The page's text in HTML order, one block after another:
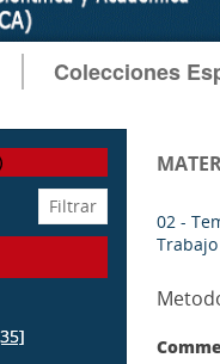
Colecciones
02 -